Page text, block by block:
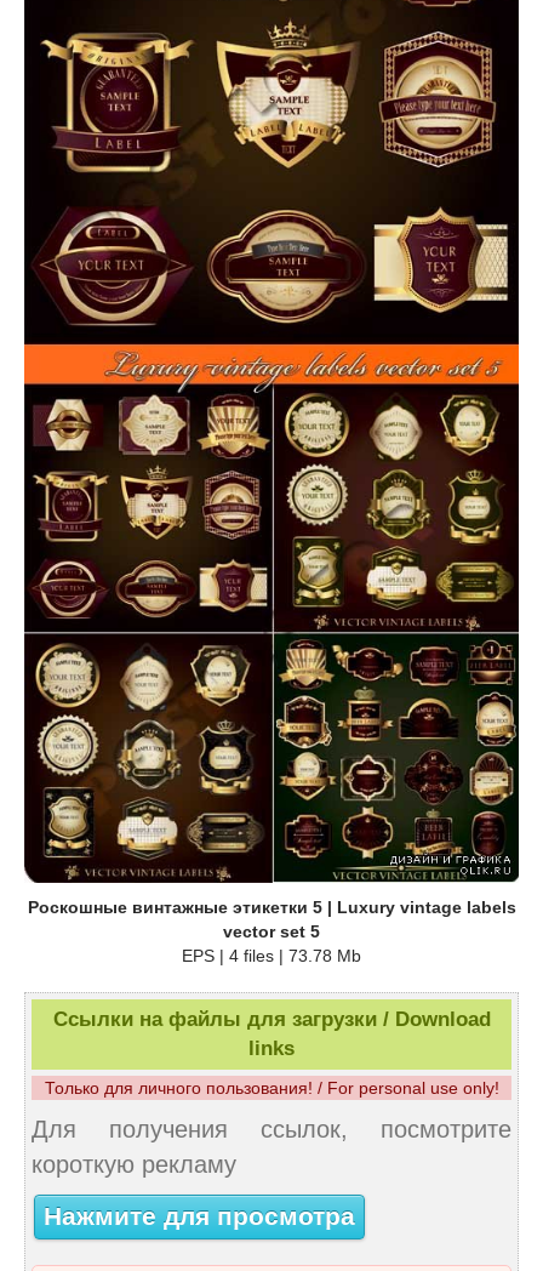
Роскошные винтажные этикетки 5 | Luxury vintage labels
vector set 5
EPS | 4 files | 73.78 Mb
Ссылки на файлы для загрузки / Download
links
Только для личного пользования! / For personal use only!
Для получения ссылок, посмотрите
короткую рекламу
Нажмите для просмотра